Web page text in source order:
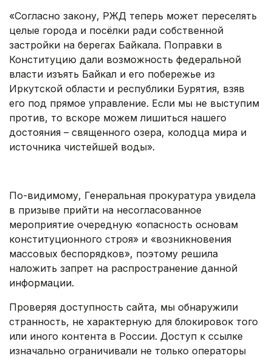
«Согласно закону, РЖД теперь может переселять
целые города и посёлки ради собственной
застройки на берегах Байкала. Поправки в
Конституцию дали возможность федеральной
власти изъять Байкал и его побережье из
Иркутской области и республики Бурятия, взяв
его под прямое управление. Если мы не выступим
против, то вскоре можем лишиться нашего
достояния – священного озера, колодца мира и
источника чистейшей воды».
По-видимому, Генеральная прокуратура увидела
в призыве прийти на несогласованное
мероприятие очередную «опасность основам
конституционного строя» и «возникновения
массовых беспорядков», поэтому решила
наложить запрет на распространение данной
информации.
Проверяя доступность сайта, мы обнаружили
странность, не характерную для блокировок того
или иного контента в России. Доступ к ссылке
изначально ограничивали не только операторы